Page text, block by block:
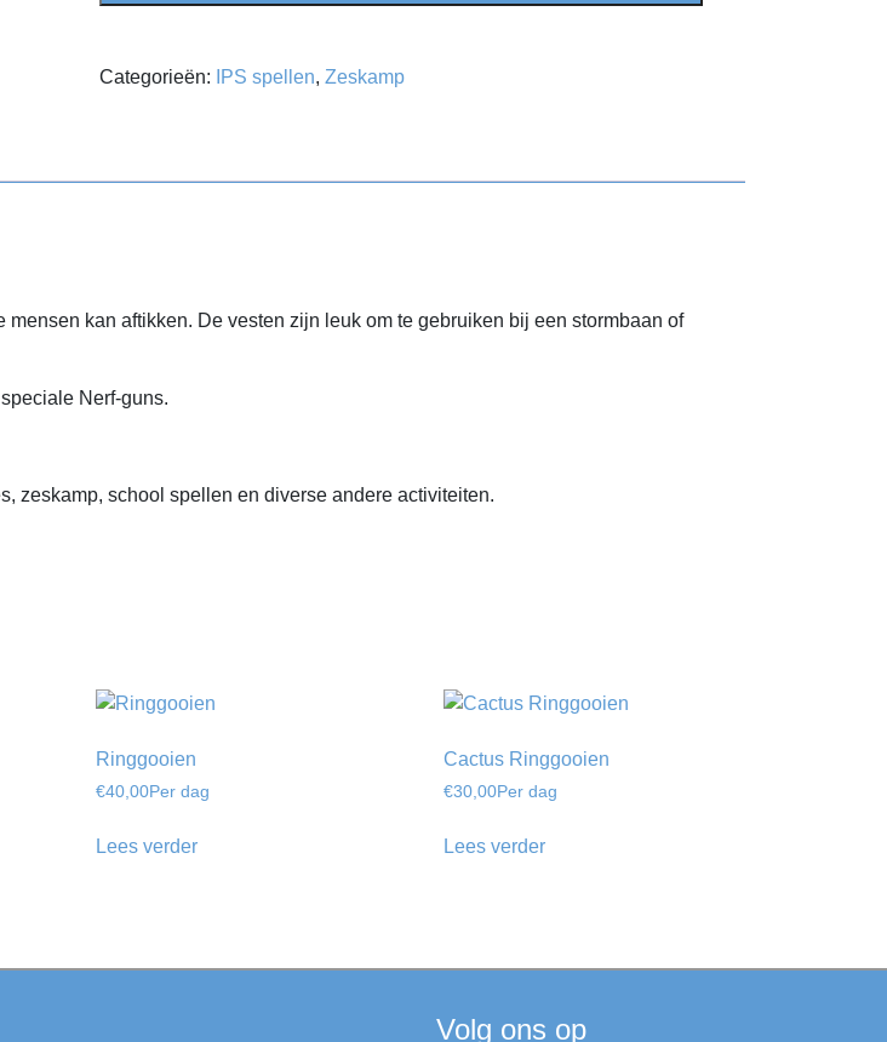
Categorieën: IPS spellen,Zeskamp
kan aftikken. De vesten zijn leuk om te gebruiken bij een stormbaan of
Nerf-guns.
zeskamp, school spellen en diverse andere activiteiten.
Ringgooien
€40,00Per dag
Lees verder
Cactus Ringgooien
€30,00Per dag
Lees verder
Volg ons op